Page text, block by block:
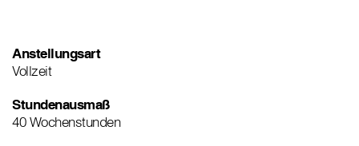
Anstellungsart
Vollzeit
Stundenausmaß
40 Wochenstunden